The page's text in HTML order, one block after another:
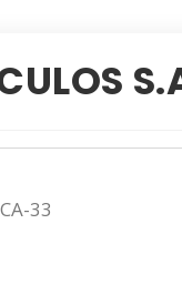
33